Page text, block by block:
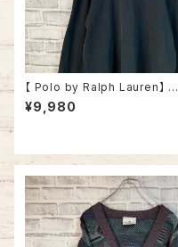
【 Polo by Ralph Lauren】 H
alfzip Knit L相当 ポロ バイ ラ
ルフローレン ハーフジップ ニッ
A 古着
¥9,980